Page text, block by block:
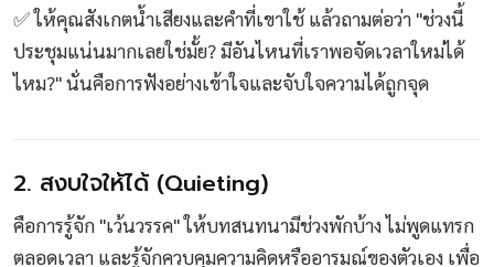
✅ ให้คุณสังเกตน้ำเสียงและคำที่เขาใช้ แล้วถามต่อว่า "ช่วงนี้
ประชุมแน่นมากเลยใช่มั้ย? มีอันไหนที่เราพอจัดเวลาใหม่ได้
ไหม?" นั่นคือการฟังอย่างเข้าใจและจับใจความได้ถูกจุด
2. สงบใจให้ได้ (Quieting)
คือการรู้จัก "เว้นวรรค" ให้บทสนทนามีช่วงพักบ้าง ไม่พูดแทรก
ตลอดเวลา และรู้จักควบคุมความคิดหรืออารมณ์ของตัวเอง เพื่อ